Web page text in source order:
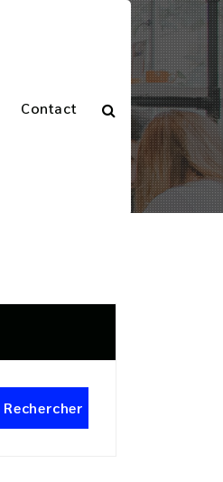
Contact
Rechercher